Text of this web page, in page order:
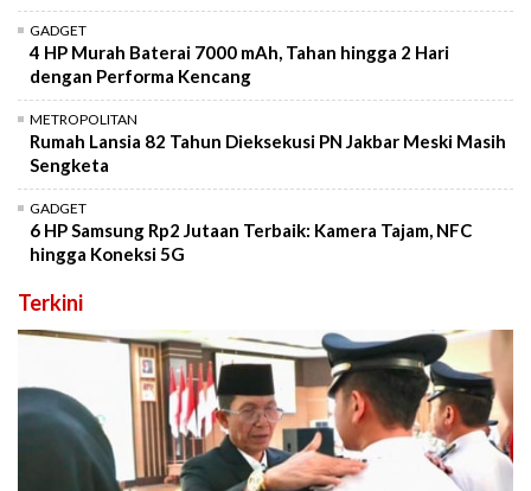
GADGET
4 HP Murah Baterai 7000 mAh, Tahan hingga 2 Hari
dengan Performa Kencang
METROPOLITAN
Rumah Lansia 82 Tahun Dieksekusi PN Jakbar Meski Masih
Sengketa
GADGET
6 HP Samsung Rp2 Jutaan Terbaik: Kamera Tajam, NFC
hingga Koneksi 5G
Terkini